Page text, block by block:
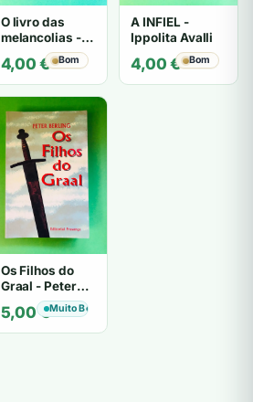
O livro das
melancolias -
Mantegazza
4,00€ Bom
A INFIEL -
Ippolita Avalli
4,00€ Bom
Os Filhos do
Graal - Peter
Berling
5,00€Muito Bom